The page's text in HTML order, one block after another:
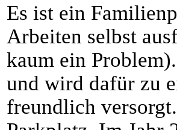
Es ist ein
Arbeiten selbst
kaum ein
und wird dafür zu
freundlich